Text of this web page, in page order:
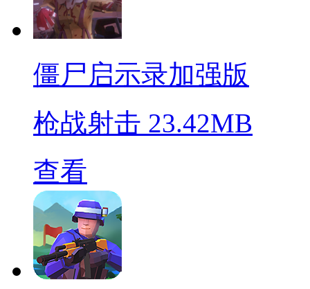
僵尸启示录加强版
枪战射击 23.42MB
查看